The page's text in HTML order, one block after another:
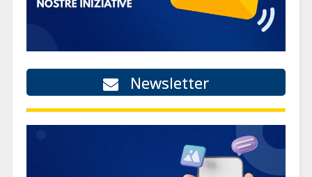
Newsletter